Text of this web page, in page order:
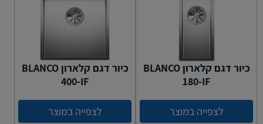
כיור דגם קלארון BLANCO
180-IF
לצפייה במוצר
כיור דגם קלארון BLANCO
400-IF
לצפייה במוצר